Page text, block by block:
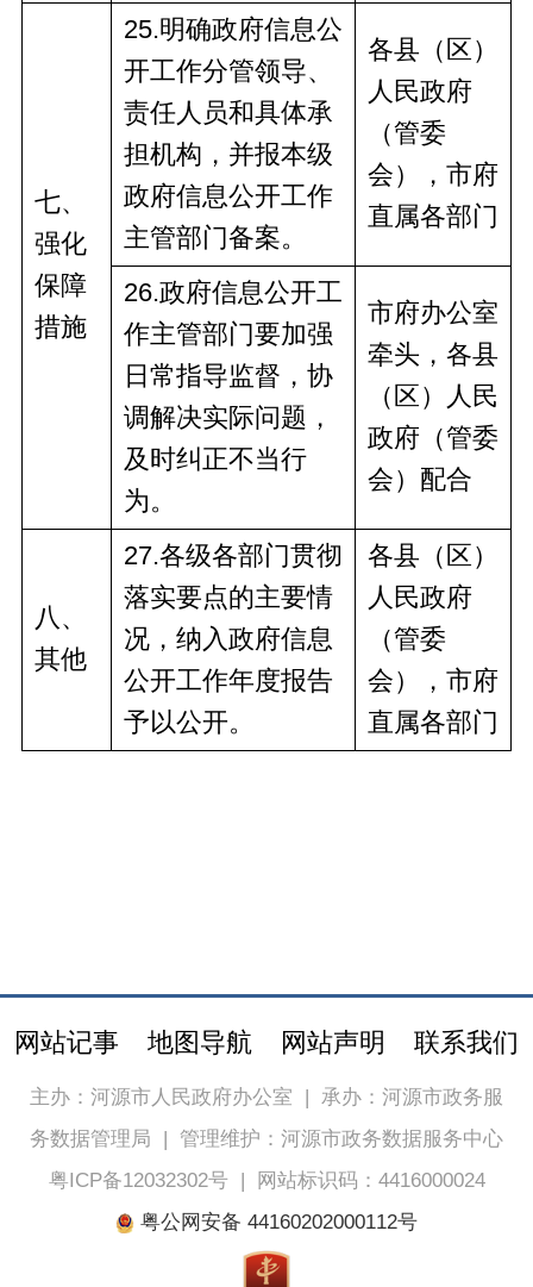
七、
强化
保障
措施
25.明确政府信息公
开工作分管领导、
责任人员和具体承
担机构 ，并报本级
政府信息公开工作
主管部门备案。
各县（区）
人民政府
（管委
会），市府
直属各部门
26.政府信息公开工
作主管部门要加强
日常指导监督，协
调解决实际问题，
及时纠正不当行
为。
市府办公室
牵头， 各县
（区）人民
政府 （管委
会） 配合
八、
其他
27.各级各部门贯彻
落实要点的主要情
况，纳入政府信息
公开工作年度报告
予以公开。
各县（区）
人民政府
（管委
会），市府
直属各部门
网站记事 地图导航 网站声明 联系我们
主办：河源市人民政府办公室 | 承办：河源市政务服
务数据管理局 | 管理维护：河源市政务数据服务中心
粤ICP备12032302号|
网站标识码：4416000024
粤公网安备 44160202000112号